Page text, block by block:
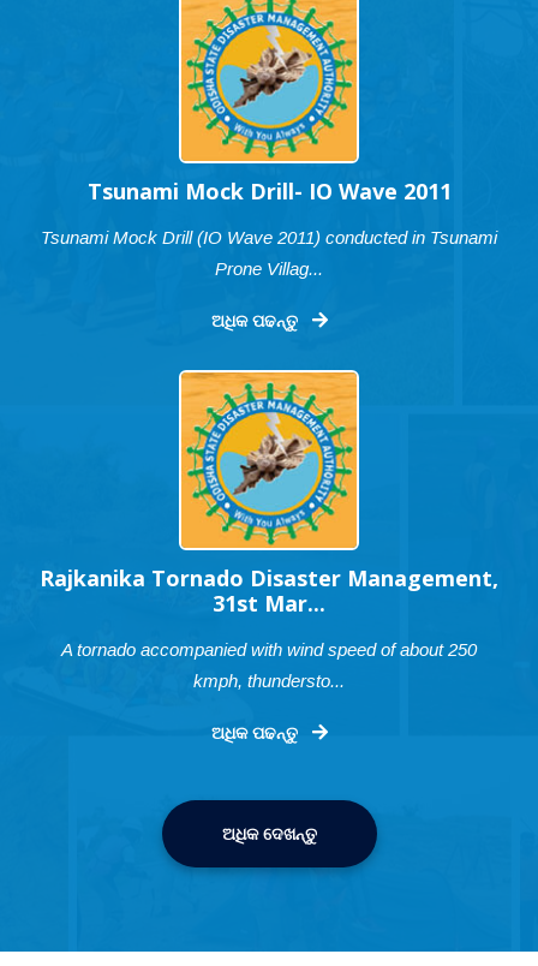
Tsunami Mock Drill- IO Wave 2011
Tsunami Mock Drill (IO Wave 2011) conducted in Tsunami
Prone Villag...
ଅଧିକ ପଢନ୍ତୁ
Rajkanika Tornado Disaster Management,
31st Mar...
A tornado accompanied with wind speed of about 250
kmph, thundersto...
ଅଧିକ ପଢନ୍ତୁ
ଅଧିକ ଦେଖନ୍ତୁ